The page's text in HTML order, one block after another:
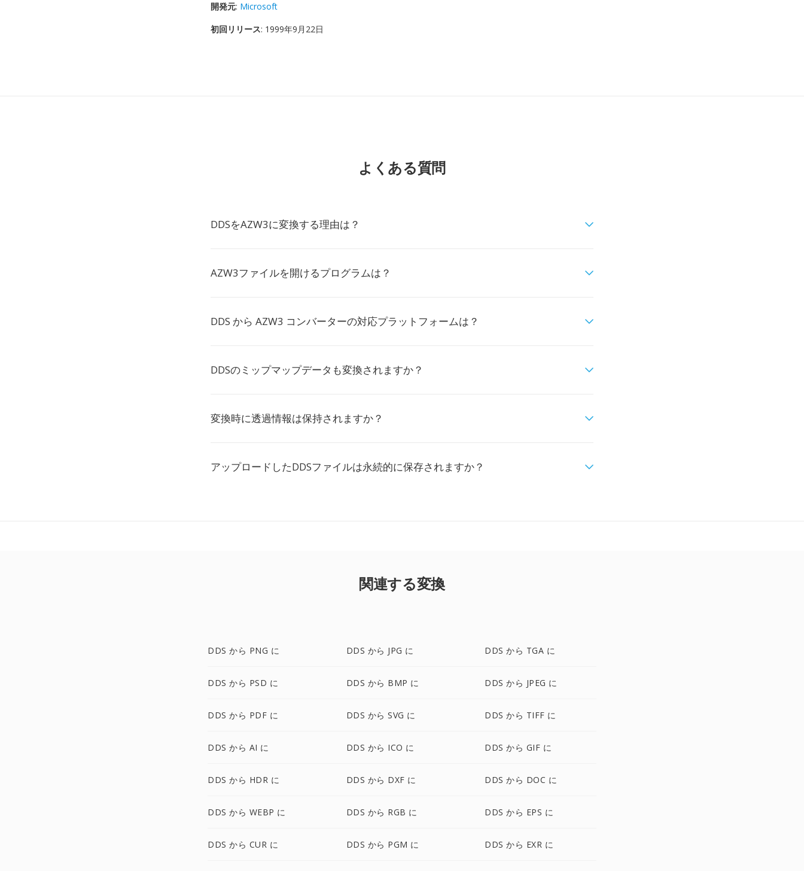
開発元: Microsoft
初回リリース: 1999年9月22日
よくある質問
DDSをAZW3に変換する理由は？
AZW3ファイルを開けるプログラムは？
DDS から AZW3 コンバーターの対応プラットフォームは？
DDSのミップマップデータも変換されますか？
変換時に透過情報は保持されますか？
アップロードしたDDSファイルは永続的に保存されますか？
関連する変換
DDS から PNG に DDS から JPG に DDS から TGA に
DDS から PSD に DDS から BMP に DDS から JPEG に
DDS から PDF に DDS から SVG に DDS から TIFF に
DDS から AI に DDS から ICO に DDS から GIF に
DDS から HDR に DDS から DXF に DDS から DOC に
DDS から WEBP に DDS から RGB に DDS から EPS に
DDS から CUR に DDS から PGM に DDS から EXR に